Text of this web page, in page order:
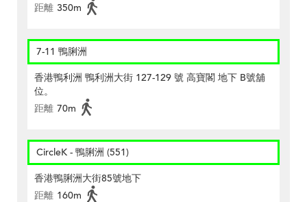
距離 350m
7-11 鴨脷洲
香港鴨利洲 鴨利洲大街 127-129 號 高寶閣 地下 B號舖
位。
距離 70m
CircleK - 鴨脷洲 (551)
香港鴨脷洲大街85號地下
距離 160m